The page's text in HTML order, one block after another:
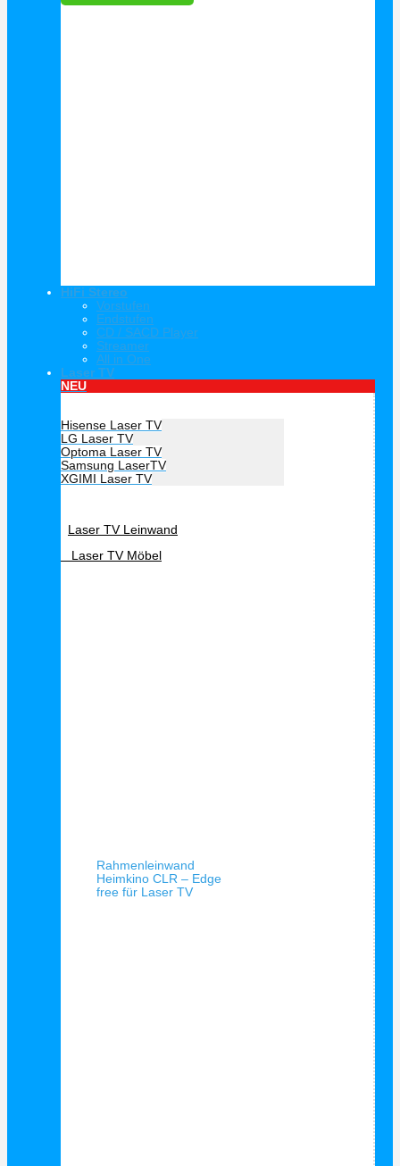
HiFi Stereo
Vorstufen
Endstufen
CD / SACD Player
Streamer
All in One
Laser TV
NEU
Hisense Laser TV
LG Laser TV
Optoma Laser TV
Samsung LaserTV
XGIMI Laser TV
Laser TV Leinwand
Laser TV Möbel
Rahmenleinwand
Heimkino CLR – Edge
free für Laser TV